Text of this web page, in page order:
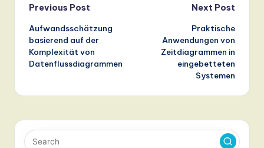
Post
navigation
Previous Post
Aufwandsschätzung
basierend auf der
Komplexität von
Datenflussdiagrammen
Next Post
Praktische
Anwendungen von
Zeitdiagrammen in
eingebetteten
Systemen